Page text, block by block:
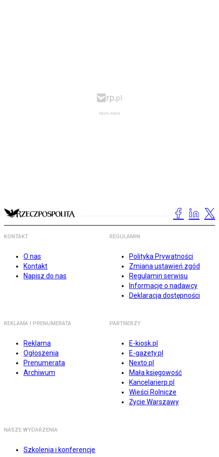
KONTAKT
O nas
Kontakt
Napisz do nas
REGULAMIN
Polityka Prywatności
Zmiana ustawień zgód
Regulamin serwisu
Informacje o nadawcy
Deklaracja dostępności
REKLAMA I PRENUMERATA
Reklama
Ogłoszenia
Prenumerata
Archiwum
PARTNERZY
E-kiosk.pl
E-gazety.pl
Nexto.pl
Mała księgowość
Kancelarierp.pl
Wieści Rolnicze
Życie Warszawy
NASZE WYDARZENIA
Szkolenia i konferencje